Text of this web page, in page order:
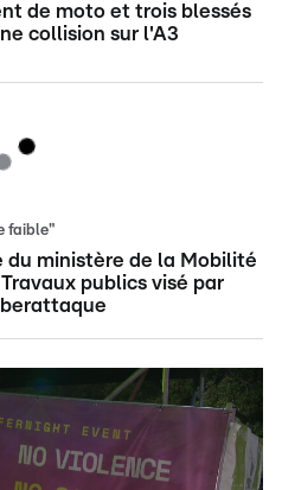
de moto et trois blessés
collision sur l'A3
faible"
du ministère de la Mobilité
publics visé par